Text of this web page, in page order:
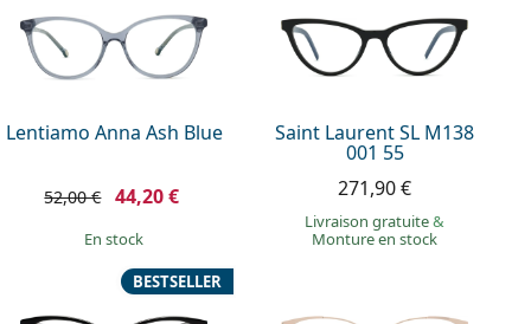
Lentiamo Anna Ash Blue
52,00 € 44,20 €
en stock
Saint Laurent SL M138
001 55
271,90 €
Livraison gratuite&
Monture en stock
BESTSELLER